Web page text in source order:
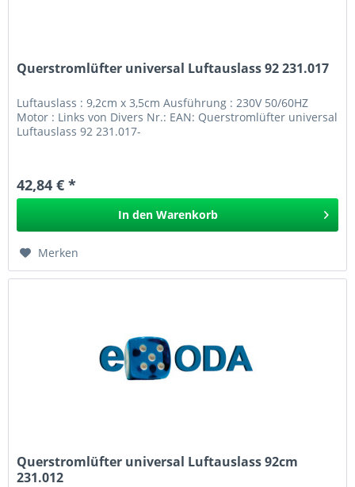
Querstromlüfter universal Luftauslass 92 231.017
Luftauslass : 9,2cm x 3,5cm Ausführung : 230V 50/60HZ
Motor : Links von Divers Nr.: EAN: Querstromlüfter universal
Luftauslass 92 231.017-
42,84 € *
In den Warenkorb
Merken
Querstromlüfter universal Luftauslass 92cm
231.012